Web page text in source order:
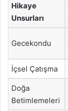
Hikaye
Unsurları
Gecekondu
İçsel Çatışma
Doğa
Betimlemeleri